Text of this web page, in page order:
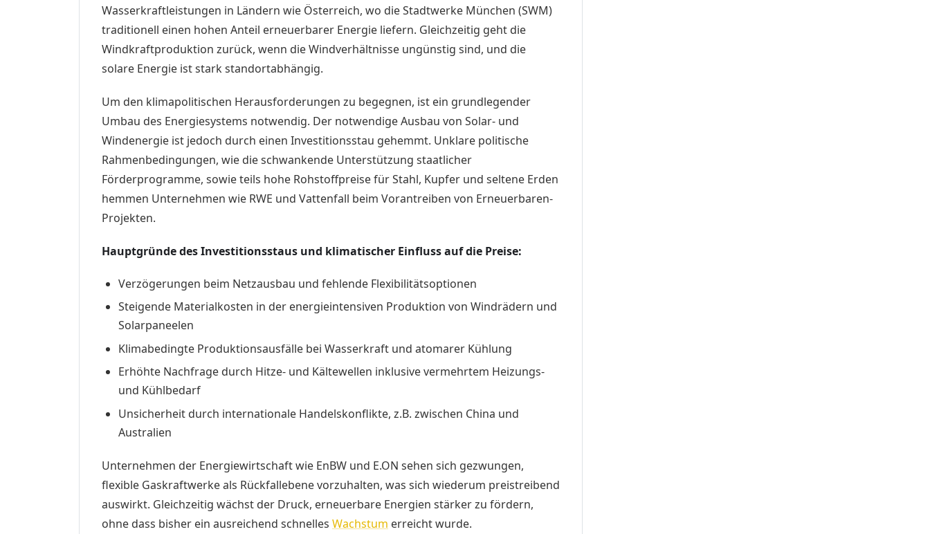
Wasserkraftleistungen in Ländern wie Österreich, wo die Stadtwerke München (SWM)
traditionell einen hohen Anteil erneuerbarer Energie liefern. Gleichzeitig geht die
Windkraftproduktion zurück, wenn die Windverhältnisse ungünstig sind, und die
solare Energie ist stark standortabhängig.
Um den klimapolitischen Herausforderungen zu begegnen, ist ein grundlegender
Umbau des Energiesystems notwendig. Der notwendige Ausbau von Solar- und
Windenergie ist jedoch durch einen Investitionsstau gehemmt. Unklare politische
Rahmenbedingungen, wie die schwankende Unterstützung staatlicher
Förderprogramme, sowie teils hohe Rohstoffpreise für Stahl, Kupfer und seltene Erden
hemmen Unternehmen wie RWE und Vattenfall beim Vorantreiben von Erneuerbaren-
Projekten.
Hauptgründe des Investitionsstaus und klimatischer Einfluss auf die Preise:
Verzögerungen beim Netzausbau und fehlende Flexibilitätsoptionen
Steigende Materialkosten in der energieintensiven Produktion von Windrädern und
Solarpaneelen
Klimabedingte Produktionsausfälle bei Wasserkraft und atomarer Kühlung
Erhöhte Nachfrage durch Hitze- und Kältewellen inklusive vermehrtem Heizungs-
und Kühlbedarf
Unsicherheit durch internationale Handelskonflikte, z.B. zwischen China und
Australien
Unternehmen der Energiewirtschaft wie EnBW und E.ON sehen sich gezwungen,
flexible Gaskraftwerke als Rückfallebene vorzuhalten, was sich wiederum preistreibend
auswirkt. Gleichzeitig wächst der Druck, erneuerbare Energien stärker zu fördern,
ohne dass bisher ein ausreichend schnelles Wachstum erreicht wurde.